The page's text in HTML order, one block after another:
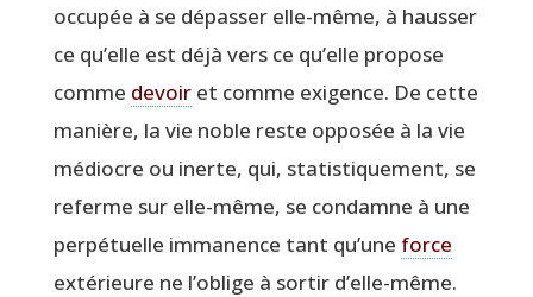
oc­cu­pée à se dépas­ser elle-même, à haus­ser
ce qu’elle est déjà vers ce qu’elle pro­pose
comme devoiret comme exi­gence. De cette
manière, la vie noble reste oppo­sée à la vie
médiocre ou inerte, qui, sta­tis­ti­que­ment, se
referme sur elle-même, se condamne à une
per­pé­tuelle imma­nence tant qu’une force
exté­rieure ne l’oblige à sor­tir d’elle-même.